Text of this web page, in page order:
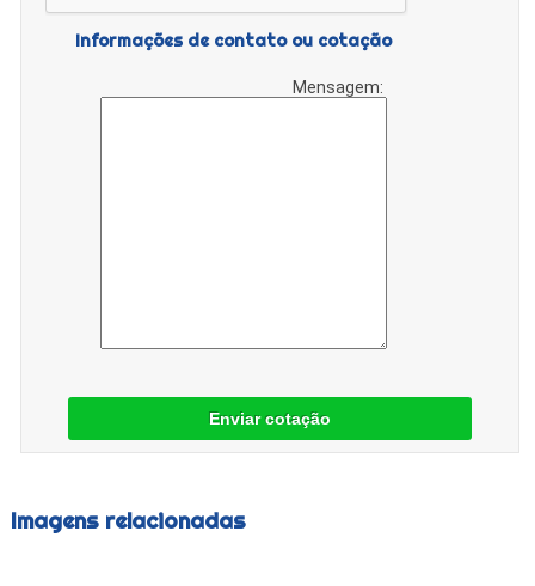
Informações de contato ou cotação
Mensagem:
Enviar cotação
Imagens relacionadas